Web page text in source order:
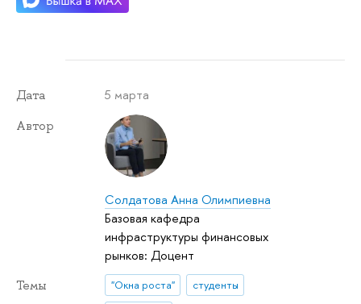
Дата 5 марта
Автор
Солдатова Анна Олимпиевна
Базовая кафедра
инфраструктуры финансовых
рынков: Доцент
Темы "Окна роста"
студенты